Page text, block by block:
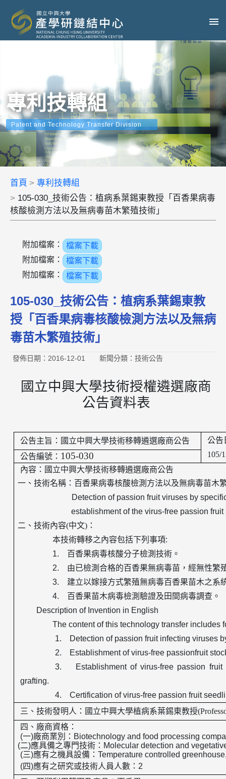
專利技轉組
Patent and Technology Transfer Division
首頁
專利技轉組
105-030_技術公告：植病系葉錫東教授「百香果病毒
核酸檢測方法以及無病毒苗木繁殖技術」
附加檔案：
檔案下載
附加檔案：
檔案下載
附加檔案：
檔案下載
105-030_技術公告：植病系葉錫東教
授「百香果病毒核酸檢測方法以及無病
毒苗木繁殖技術」
發佈日期：2016-12-01 新聞分類：技術公告
國立中興大學技術授權遴選廠商
公告資料表
公告主旨：國立中興大學技術移轉遴選廠商公告
公告
105/
公告編號： 105-030
內容：國立中興大學技術移轉遴選廠商公告
一、技術名稱： 百香果病毒核酸檢測方法以及無病毒苗木
Detection of passion fruit viruses by
establishment of the virus-free passion
二、技術內容(中文) ：
本技術轉移之內容包括下列事項:
1. 百香果病毒核酸分子檢測技術。
2. 由已檢測合格的百香果無病毒苗，經無性繁
3. 建立以嫁接方式繁殖無病毒百香果苗木之系
4. 百香果苗木病毒檢測驗證及田間病毒調查。
Description of Invention in English
The content of this technology transfer includes
1. Detection of passion fruit infecting viruses
2. Establishment of virus-free passionfruit
3. Establishment of virus-free passion fruit
grafting.
4. Certification of virus-free passion fruit
三、技術發明人： 國立中興大學植病系葉錫東教授
四、廠商資格：
(一)廠商業別： Biotechnology and food processing
(二)應具備之專門技術： Molecular detection and
(三)應有之機具設備：Temperature controlled
(四)應有之研究或技術人員人數： 2